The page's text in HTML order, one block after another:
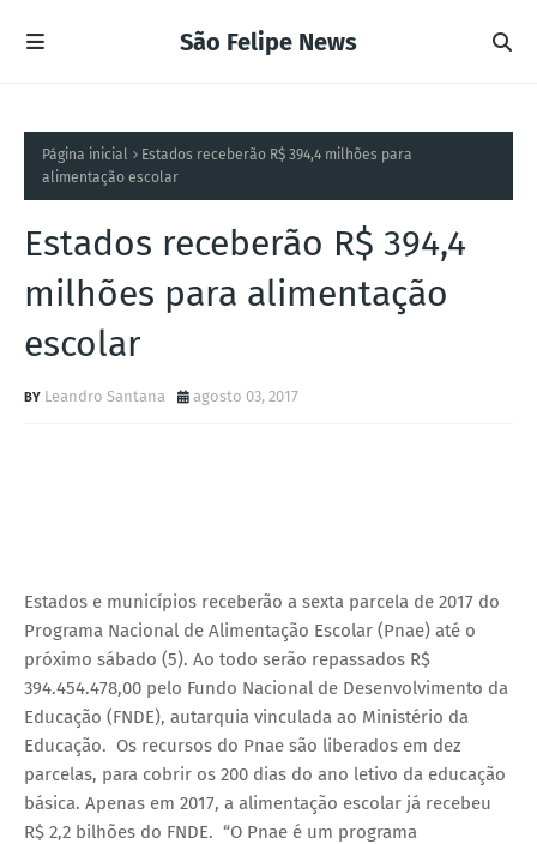
São Felipe News
Página inicial
Estados receberão R$ 394,4 milhões para
alimentação escolar
Estados receberão R$ 394,4
milhões para alimentação
escolar
Leandro Santana agosto 03, 2017
Estados e municípios receberão a sexta parcela de 2017 do
Programa Nacional de Alimentação Escolar (Pnae) até o
próximo sábado (5). Ao todo serão repassados R$
394.454.478,00 pelo Fundo Nacional de Desenvolvimento da
Educação (FNDE), autarquia vinculada ao Ministério da
Educação. Os recursos do Pnae são liberados em dez
parcelas, para cobrir os 200 dias do ano letivo da educação
básica. Apenas em 2017, a alimentação escolar já recebeu
R$ 2,2 bilhões do FNDE. “O Pnae é um programa